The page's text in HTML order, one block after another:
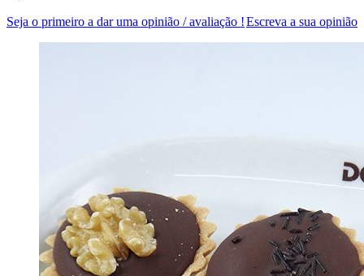
Escreva a sua opinião
Seja o primeiro a dar uma opinião / avaliação !